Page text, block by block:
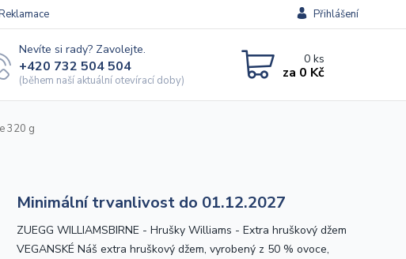
Přihlášení
Nevíte si rady? Zavolejte.
+420 732 504 504
(během naší aktuální otevírací doby)
0ks
za 0 Kč
320 g
Minimální trvanlivost do 01.12.2027
ZUEGG WILLIAMSBIRNE - Hrušky Williams - Extra hruškový džem
VEGANSKÉ Náš extra hruškový džem, vyrobený z 50 % ovoce,